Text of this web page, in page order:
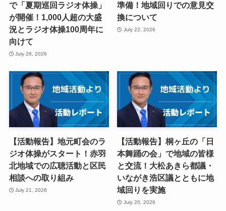
で「夏期巡回ラジオ体操」
が開催！1,000人超の大盛
況とラジオ体操100周年に
向けて
July 26, 2026
準備！地域回りでの意見交
換について
July 22, 2026
【活動報告】地元町会のラ
ジオ体操がスタート！赤羽
北地域での広聴活動と区民
相談への取り組み
July 21, 2026
【活動報告】桐ヶ丘の「日
本舞踊の会」で地域の皆様
と交流！大松あきら都議・
いながき浩区議とともに地
域回りを実施
July 20, 2026